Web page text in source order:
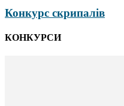
Конкурс скрипалів
КОНКУРСИ